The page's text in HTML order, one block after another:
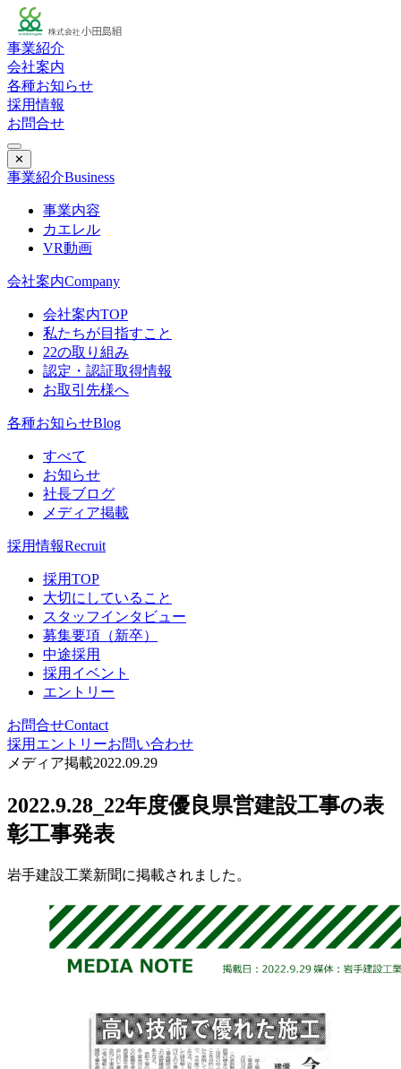
事業紹介
会社案内
各種お知らせ
採用情報
お問合せ
✕
事業紹介Business
事業内容
カエレル
VR動画
会社案内Company
会社案内TOP
私たちが目指すこと
22の取り組み
認定・認証取得情報
お取引先様へ
各種お知らせBlog
すべて
お知らせ
社長ブログ
メディア掲載
採用情報Recruit
採用TOP
大切にしていること
スタッフインタビュー
募集要項（新卒）
中途採用
採用イベント
エントリー
お問合せContact
採用エントリーお問い合わせ
メディア掲載2022.09.29
2022.9.28_22年度優良県営建設工事の表
彰工事発表
岩手建設工業新聞に掲載されました。